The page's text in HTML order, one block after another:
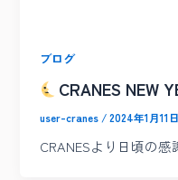
ブログ
CRANES NEW
user-cranes /2024年1月11日
CRANESより日頃の